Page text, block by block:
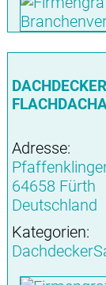
Adresse:
64658 Fürth
Deutschland
Kategorien: